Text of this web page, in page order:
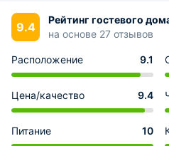
9.4
Рейтинг гостевого
на основе 27 отзывов
Расположение 9.1
Цена/качество 9.4
Питание 10